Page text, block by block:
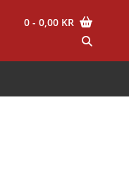
0 - 0,00 KR